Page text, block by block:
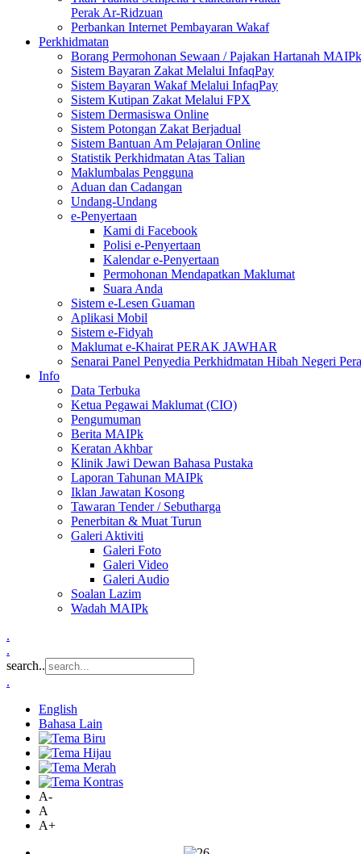
Perak Ar-Ridzuan
Perbankan Internet Pembayaran Wakaf
Perkhidmatan
Borang Permohonan Sewaan / Pajakan Hartanah MAIPk
Sistem Bayaran Zakat Melalui InfaqPay
Sistem Bayaran Wakaf Melalui InfaqPay
Sistem Kutipan Zakat Melalui FPX
Sistem Dermasiswa Online
Sistem Potongan Zakat Berjadual
Sistem Bantuan Am Pelajaran Online
Statistik Perkhidmatan Atas Talian
Maklumbalas Pengguna
Aduan dan Cadangan
Undang-Undang
e-Penyertaan
Kami di Facebook
Polisi e-Penyertaan
Kalendar e-Penyertaan
Permohonan Mendapatkan Maklumat
Suara Anda
Sistem e-Lesen Guaman
Aplikasi Mobil
Sistem e-Fidyah
Maklumat e-Khairat PERAK JAWHAR
Senarai Panel Penyedia Perkhidmatan Hibah Negeri
Info
Data Terbuka
Ketua Pegawai Maklumat (CIO)
Pengumuman
Berita MAIPk
Keratan Akhbar
Klinik Jawi Dewan Bahasa Pustaka
Laporan Tahunan MAIPk
Iklan Jawatan Kosong
Tawaran Tender / Sebutharga
Penerbitan & Muat Turun
Galeri Aktiviti
Galeri Foto
Galeri Video
Galeri Audio
Soalan Lazim
Wadah MAIPk
.
.
search..
.
English
Bahasa Lain
A-
A
A+